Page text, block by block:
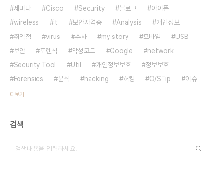
세미나
Cisco Security 블로그
아이폰
wireless
It 보안자격증 Analysis
개인정보
취약점
virus 수사 my story 모바일
USB
보안
포렌식 악성코드 Google
network
Security Tool
Util 개인정보보호
정보보호
Forensics
분석 hacking 해킹 O/STip 이슈
더보기
검색